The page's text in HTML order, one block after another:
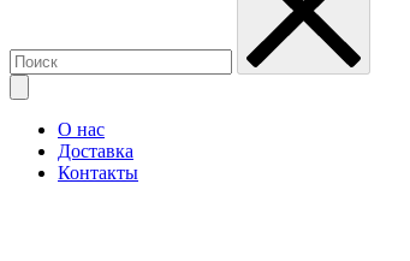
О нас
Доставка
Контакты